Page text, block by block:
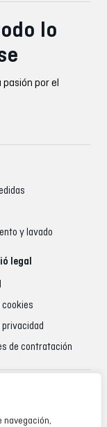
navegación,
lo
por el
y lavado
legal
cookies
de contratación